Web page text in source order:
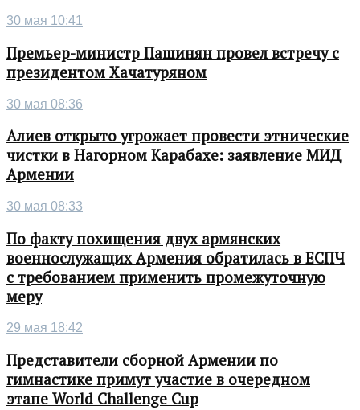
30 мая 10:41
Премьер-министр Пашинян провел встречу с
президентом Хачатуряном
30 мая 08:36
Алиев открыто угрожает провести этнические
чистки в Нагорном Карабахе: заявление МИД
Армении
30 мая 08:33
По факту похищения двух армянских
военнослужащих Армения обратилась в ЕСПЧ
с требованием применить промежуточную
меру
29 мая 18:42
Представители сборной Армении по
гимнастике примут участие в очередном
этапе World Challenge Cup